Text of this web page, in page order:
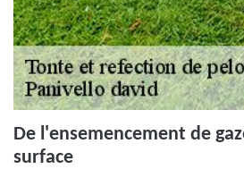
De l'ensemencement de
surface